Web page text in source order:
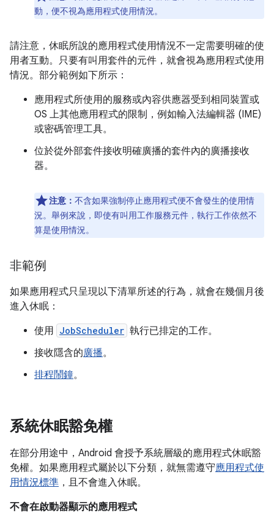
動，便不視為應用程式使用情況。
請注意，休眠所說的應用程式使用情況不一定需要明確的使
用者互動。只要有叫用套件的元件，就會視為應用程式使用
情況。部分範例如下所示：
應用程式所使用的服務或內容供應器受到相同裝置或
OS 上其他應用程式的限制，例如輸入法編輯器 (IME)
或密碼管理工具。
位於從外部套件接收明確廣播的套件內的廣播接收
器。
注意： 不含如果強制停止應用程式便不會發生的使用情
況。舉例來說，即使有叫用工作服務元件，執行工作依然不
算是使用情況。
非範例
如果應用程式只呈現以下清單所述的行為，就會在幾個月後
進入休眠：
使用 JobScheduler 執行已排定的工作。
接收隱含的廣播。
排程鬧鐘。
系統休眠豁免權
在部分用途中，Android 會授予系統層級的應用程式休眠豁
免權。如果應用程式屬於以下分類，就無需遵守應用程式使
用情況標準 ，且不會進入休眠。
不會在啟動器顯示的應用程式